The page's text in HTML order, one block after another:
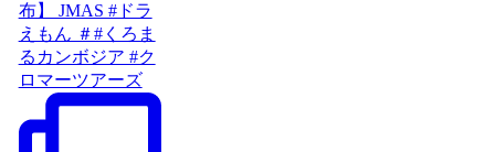
布】 JMAS #ドラ
えもん ＃#くろま
るカンボジア #ク
ロマーツアーズ